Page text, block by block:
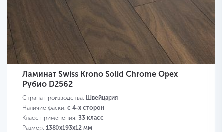
Ламинат Swiss Krono Solid Chrome Орех
Рубио D2562
Страна производства: Швейцария
Наличие фаски: с 4-х сторон
Класс применения: 33 класс
Размер: 1380х193х12 мм